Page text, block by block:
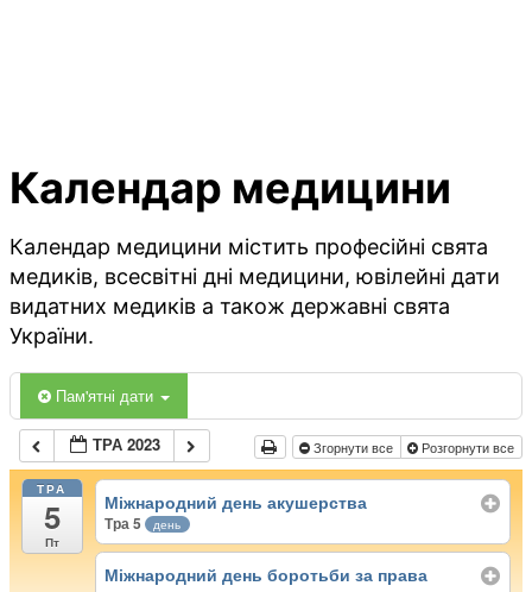
Календар медицини
Календар медицини містить професійні свята
медиків, всесвітні дні медицини, ювілейні дати
видатних медиків а також державні свята
України.
Пам'ятні дати
ТРА 2023 Згорнути все Розгорнути все
ТРА
5
Пт
Міжнародний день акушерства
Тра 5 день
Міжнародний день боротьби за права